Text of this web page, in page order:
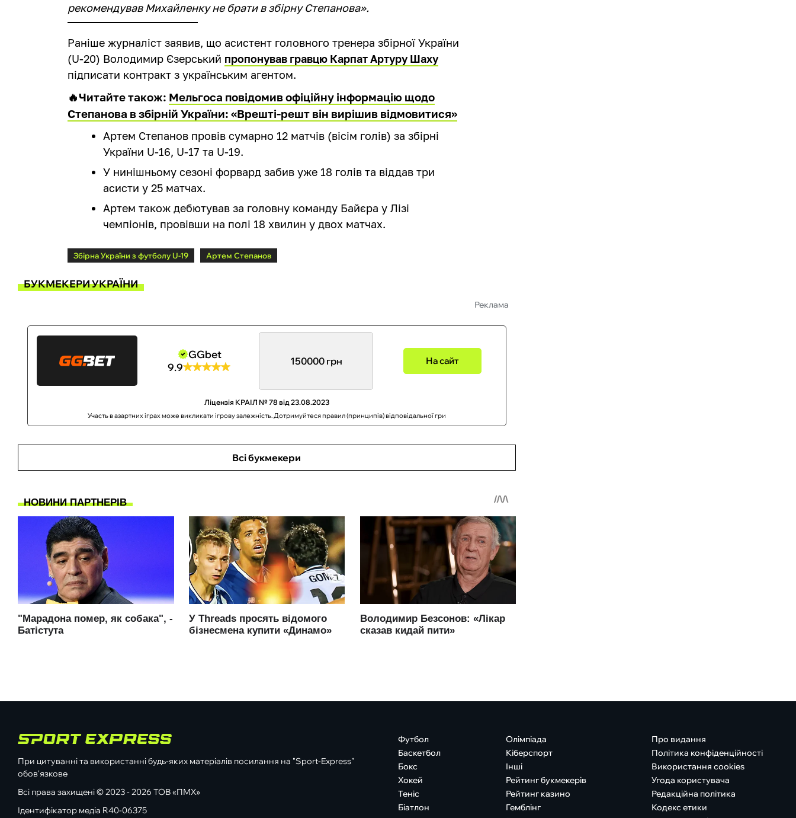
рекомендував Михайленку не брати в збірну Степанова».
Раніше журналіст заявив, що асистент головного тренера збірної України
(U-20) Володимир Єзерський пропонував гравцю Карпат Артуру Шаху
підписати контракт з українським агентом.
🔥Читайте також: Мельгоса повідомив офіційну інформацію щодо
Степанова в збірній України: «Врешті-решт він вирішив відмовитися»
Артем Степанов провів сумарно 12 матчів (вісім голів) за збірні
України U-16, U-17 та U-19.
У нинішньому сезоні форвард забив уже 18 голів та віддав три
асисти у 25 матчах.
Артем також дебютував за головну команду Байєра у Лізі
чемпіонів, провівши на полі 18 хвилин у двох матчах.
Збірна України з футболу U-19 Артем Степанов
БУКМЕКЕРИ УКРАЇНИ
Реклама
GGbet
9.9
150000 грн На сайт
Ліцензія КРАІЛ № 78 від 23.08.2023
Участь в азартних іграх може викликати ігрову залежність. Дотримуйтеся правил (принципів) відповідальної гри
Всі букмекери
При цитуванні та використанні будь-яких матеріалів посилання на "Sport-Express"
обов'язкове
Всі права захищені © 2023 - 2026 ТОВ «ПМХ»
Ідентифікатор медіа R40-06375
Футбол
Баскетбол
Бокс
Хокей
Теніс
Біатлон
Олімпіада
Кіберспорт
Інші
Рейтинг букмекерів
Рейтинг казино
Гемблінг
Про видання
Політика конфіденційності
Використання cookies
Угода користувача
Редакційна політика
Кодекс етики